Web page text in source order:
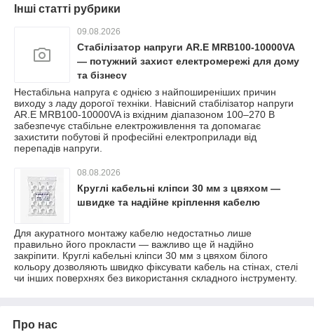
Інші статті рубрики
09.08.2026
Стабілізатор напруги AR.E MRB100-10000VA
— потужний захист електромережі для дому
та бізнесу
Нестабільна напруга є однією з найпоширеніших причин
виходу з ладу дорогої техніки. Навісний стабілізатор напруги
AR.E MRB100-10000VA із вхідним діапазоном 100–270 В
забезпечує стабільне електроживлення та допомагає
захистити побутові й професійні електроприлади від
перепадів напруги.
08.08.2026
Круглі кабельні кліпси 30 мм з цвяхом —
швидке та надійне кріплення кабелю
Для акуратного монтажу кабелю недостатньо лише
правильно його прокласти — важливо ще й надійно
закріпити. Круглі кабельні кліпси 30 мм з цвяхом білого
кольору дозволяють швидко фіксувати кабель на стінах, стелі
чи інших поверхнях без використання складного інструменту.
Про нас